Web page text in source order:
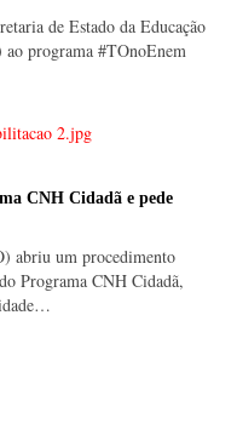
de Estado da Educação
programa #TOnoEnem
CNH Cidadã e pede
abriu um procedimento
Programa CNH Cidadã,